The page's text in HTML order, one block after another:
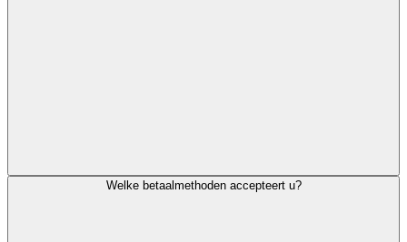
Welke betaalmethoden accepteert u?